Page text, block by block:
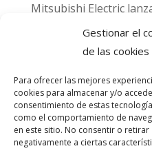
Gestionar el
de las cookies
Para ofrecer las mejores
cookies para almacenar y/o
consentimiento de estas
como el comportamiento de
en este sitio. No consentir o
negativamente a ciertas
Mitsubishi Electric
hacia MADRID 2026”
para el Gran Premio
sello CO₂ Nulo:
descarbonización en